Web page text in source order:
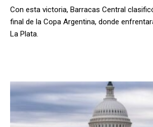
Con esta victoria, Barracas Central
final de la Copa Argentina, donde
La Plata.